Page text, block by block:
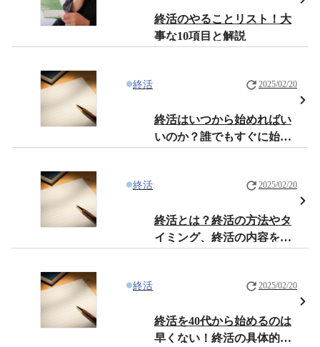
終活のやることリスト！大
事な10項目と解説
終活 2025/02/20
終活はいつから始めればい
いのか？誰でもすぐに始め
終活 2025/02/20
終活とは？終活の方法やタ
イミング、終活の内容を解
終活 2025/02/20
終活を40代から始めるのは
早くない！終活の具体的な